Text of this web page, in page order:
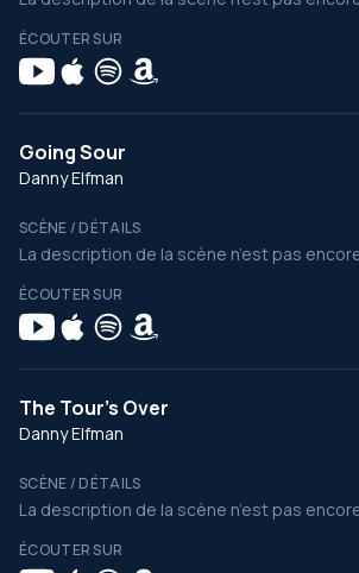
ÉCOUTER SUR
Going Sour
Danny Elfman
SCÈNE / DÉTAILS
La description de la scène n’est pas
ÉCOUTER SUR
The Tour's Over
Danny Elfman
SCÈNE / DÉTAILS
La description de la scène n’est pas
ÉCOUTER SUR